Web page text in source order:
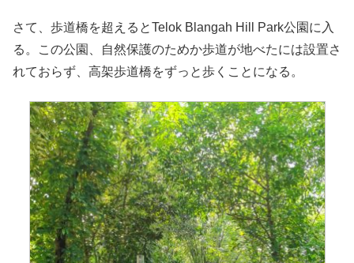
さて、歩道橋を超えるとTelok Blangah Hill Park公園に入
る。この公園、自然保護のためか歩道が地べたには設置さ
れておらず、高架歩道橋をずっと歩くことになる。